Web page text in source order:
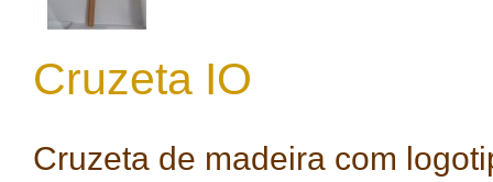
Cruzeta IO
Cruzeta de madeira com